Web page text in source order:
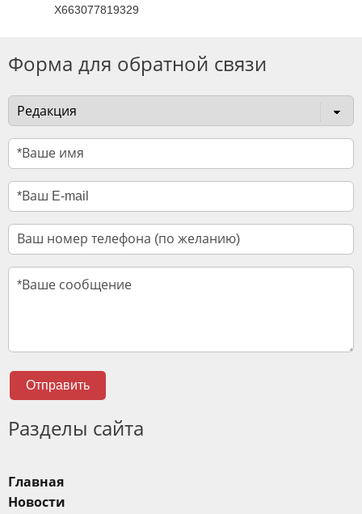
X663077819329
Форма для обратной связи
Отправить
Разделы сайта
Главная
Новости